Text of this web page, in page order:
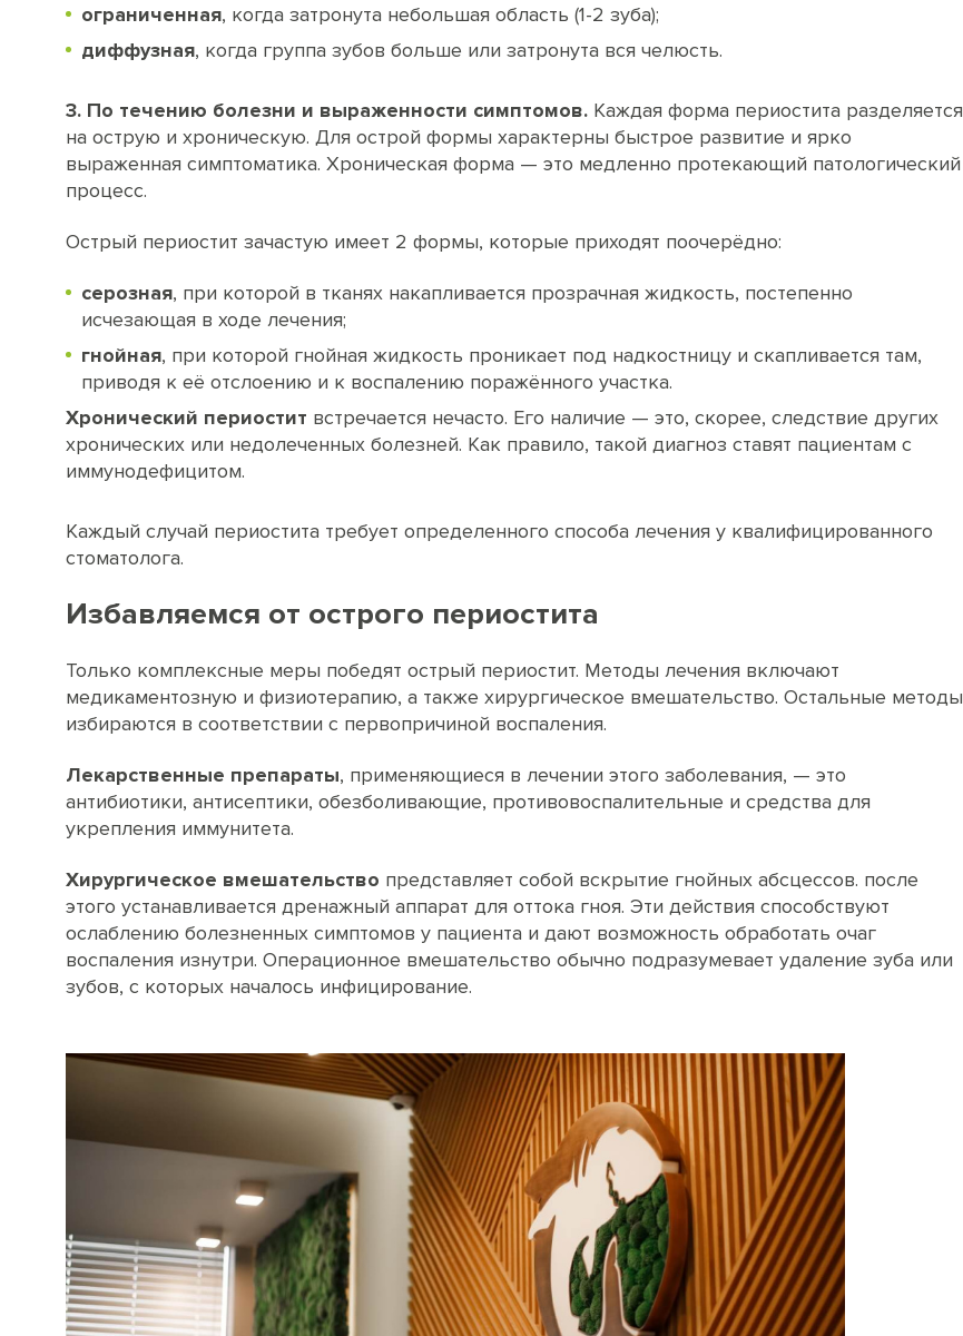
ограниченная, когда затронута небольшая область (1-2 зуба);
диффузная, когда группа зубов больше или затронута вся челюсть.
3. По течению болезни и выраженности симптомов. Каждая форма периостита разделяется
на острую и хроническую. Для острой формы характерны быстрое развитие и ярко
выраженная симптоматика. Хроническая форма — это медленно протекающий патологический
процесс.
Острый периостит зачастую имеет 2 формы, которые приходят поочерёдно:
серозная, при которой в тканях накапливается прозрачная жидкость, постепенно
исчезающая в ходе лечения;
гнойная, при которой гнойная жидкость проникает под надкостницу и скапливается там,
приводя к её отслоению и к воспалению поражённого участка.
Хронический периостит встречается нечасто. Его наличие — это, скорее, следствие других
хронических или недолеченных болезней. Как правило, такой диагноз ставят пациентам с
иммунодефицитом.
Каждый случай периостита требует определенного способа лечения у квалифицированного
стоматолога.
Избавляемся от острого периостита
Только комплексные меры победят острый периостит. Методы лечения включают
медикаментозную и физиотерапию, а также хирургическое вмешательство. Остальные методы
избираются в соответствии с первопричиной воспаления.
Лекарственные препараты, применяющиеся в лечении этого заболевания, — это
антибиотики, антисептики, обезболивающие, противовоспалительные и средства для
укрепления иммунитета.
Хирургическое вмешательство представляет собой вскрытие гнойных абсцессов. после
этого устанавливается дренажный аппарат для оттока гноя. Эти действия способствуют
ослаблению болезненных симптомов у пациента и дают возможность обработать очаг
воспаления изнутри. Операционное вмешательство обычно подразумевает удаление зуба или
зубов, с которых началось инфицирование.